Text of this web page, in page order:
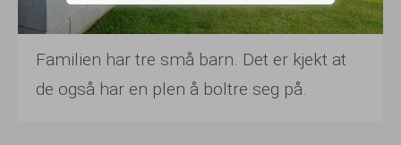
Familien har tre små barn. Det er kjekt at
de også har en plen å boltre seg på.